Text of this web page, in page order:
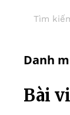
Danh
Bài